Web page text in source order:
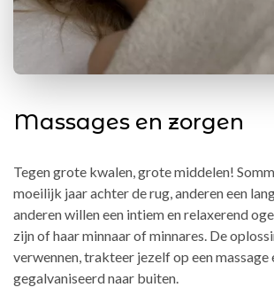
Massages en zorgen
Tegen grote kwalen, grote middelen!
moeilijk jaar achter de rug, anderen een
anderen willen een intiem en relaxerend
zijn of haar minnaar of minnares. De
verwennen, trakteer jezelf op een massage
gegalvaniseerd naar buiten.